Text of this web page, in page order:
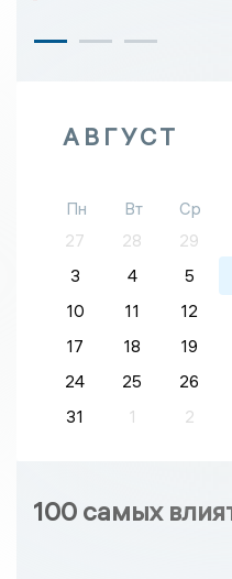
АВГУСТ
Пн Вт Ср
27
28 29
3
4 5
10
11 12
17
18 19
24
25 26
31
1 2
100 самых